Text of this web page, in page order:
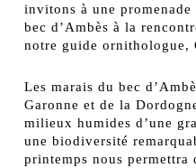
invitons à une promenade
bec d’Ambès à la
notre guide ornithologue,
Les marais du bec
Garonne et de la
milieux humides d’une
une biodiversité
printemps nous permettra